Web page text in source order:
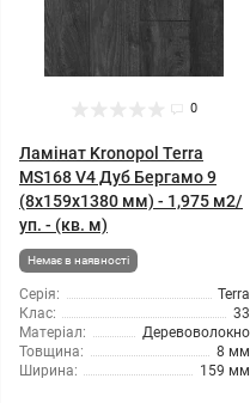
0
Ламінат Kronopol Terra
MS168 V4 Дуб Бергамо 9
(8x159x1380 мм) - 1,975 м2/
уп. - (кв. м)
Немає в наявності
Серія:
Terra
Клас:
33
Матеріал:
Деревоволокно
Товщина:
8 мм
Ширина:
159 мм